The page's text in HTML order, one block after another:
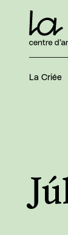
La Criée